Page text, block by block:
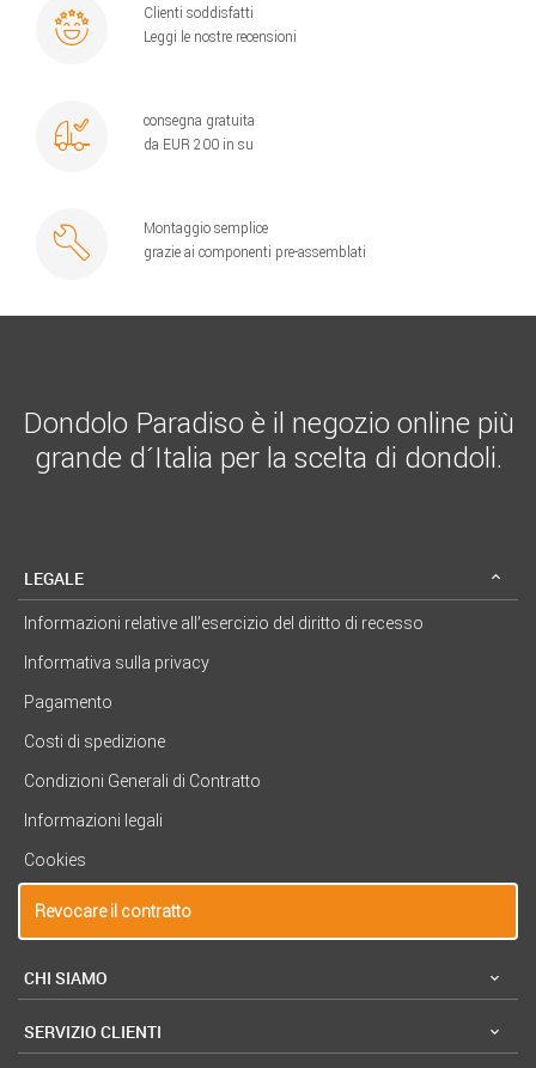
Clienti soddisfatti
Leggi le nostre recensioni
consegna gratuita
da EUR 200 in su
Montaggio semplice
grazie ai componenti pre-assemblati
Dondolo Paradiso è il negozio online più
grande d´Italia per la scelta di dondoli.
LEGALE
Informazioni relative all’esercizio del diritto di recesso
Informativa sulla privacy
Pagamento
Costi di spedizione
Condizioni Generali di Contratto
Informazioni legali
Cookies
Revocare il contratto
CHI SIAMO
SERVIZIO CLIENTI